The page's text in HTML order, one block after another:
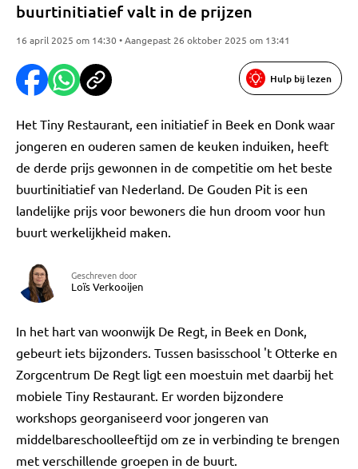
buurtinitiatief valt in de prijzen
16 april 2025 om 14:30 • Aangepast 26 oktober 2025 om 13:41
Hulp bij lezen
Het Tiny Restaurant, een initiatief in Beek en Donk waar
jongeren en ouderen samen de keuken induiken, heeft
de derde prijs gewonnen in de competitie om het beste
buurtinitiatief van Nederland. De Gouden Pit is een
landelijke prijs voor bewoners die hun droom voor hun
buurt werkelijkheid maken.
Geschreven door
Loïs Verkooijen
In het hart van woonwijk De Regt, in Beek en Donk,
gebeurt iets bijzonders. Tussen basisschool 't Otterke en
Zorgcentrum De Regt ligt een moestuin met daarbij het
mobiele Tiny Restaurant. Er worden bijzondere
workshops georganiseerd voor jongeren van
middelbareschoolleeftijd om ze in verbinding te brengen
met verschillende groepen in de buurt.